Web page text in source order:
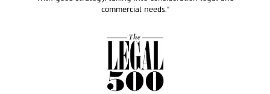
commercial needs."